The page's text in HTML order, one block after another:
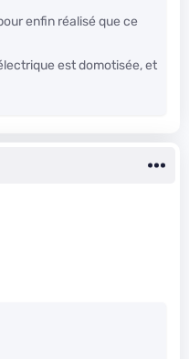
enfin réalisé que ce
est domotisée, et